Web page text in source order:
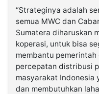
“Strateginya adalah
semua MWC dan
Sumatera diharuskan
koperasi, untuk bisa
membantu
percepatan distribusi
masyarakat Indonesia
dan membutuhkan